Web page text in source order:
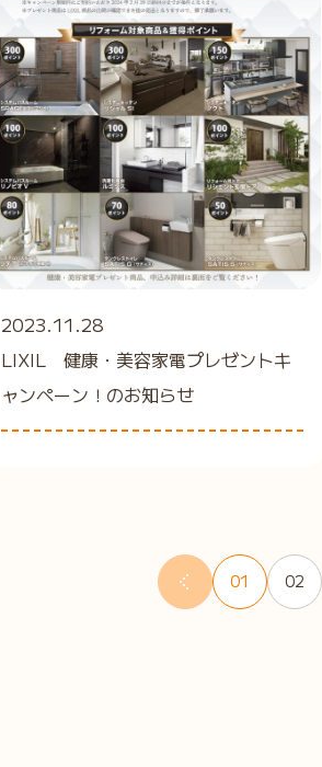
2023.11.28
LIXIL 健康・美容家電プレゼントキ
ャンペーン！のお知らせ
01 02